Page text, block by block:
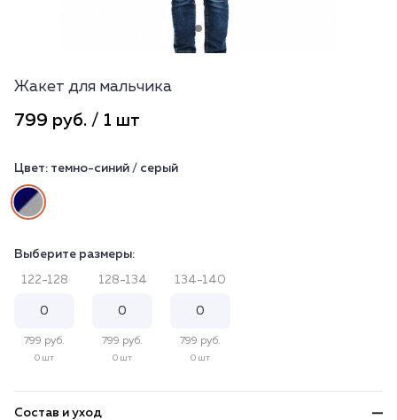
Жакет для мальчика
799 руб. / 1 шт
Цвет: темно-синий / серый
Выберите размеры:
122-128
799 руб.
0 шт
128-134
799 руб.
0 шт
134-140
799 руб.
0 шт
Состав и уход